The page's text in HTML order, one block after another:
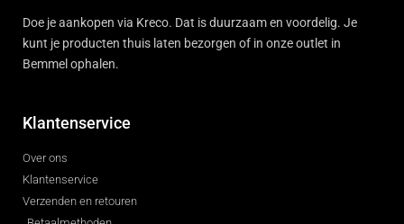
Doe je aankopen via Kreco. Dat is duurzaam en voordelig. Je
kunt je producten thuis laten bezorgen of in onze outlet in
Bemmel ophalen.
Klantenservice
Over ons
Klantenservice
Verzenden en retouren